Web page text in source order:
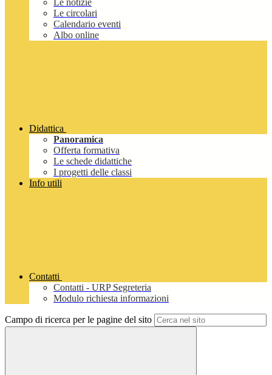
Le notizie
Le circolari
Calendario eventi
Albo online
Didattica
Panoramica
Offerta formativa
Le schede didattiche
I progetti delle classi
Info utili
Contatti
Contatti - URP Segreteria
Modulo richiesta informazioni
Campo di ricerca per le pagine del sito